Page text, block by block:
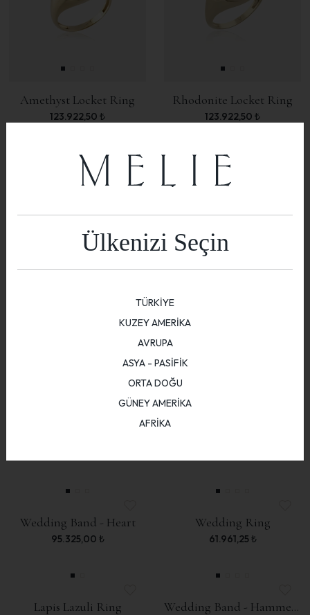
Amethyst Locket Ring
123.922,50 ₺
Rhodonite Locket Ring
123.922,50 ₺
Gem Rings Zodiac Pinky Ring
Wedding Diamond Ring Gemstone Ring
Wedding Band - Heart
95.325,00 ₺
Wedding Ring
61.961,25₺
Lapis Lazuli Ring Wedding Band - Hammered
Ülkenizi Seçin
TÜRKİYE
KUZEY AMERİKA
AVRUPA
ASYA - PASİFİK
ORTA DOĞU
GÜNEY AMERİKA
AFRİKA